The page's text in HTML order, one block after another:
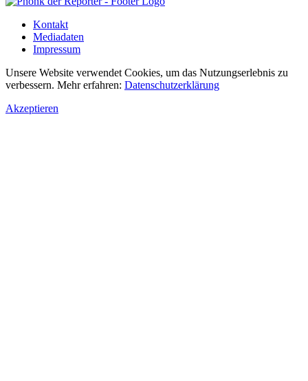
Kontakt
Mediadaten
Impressum
Unsere Website verwendet Cookies, um das Nutzungserlebnis zu
verbessern. Mehr erfahren: Datenschutzerklärung
Akzeptieren